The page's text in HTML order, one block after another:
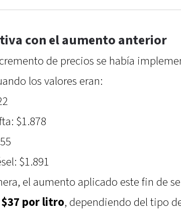
con el aumento anterior
de precios se había
los valores eran:
$1.878
$1.891
el aumento aplicado este fin de
$37 por litro, dependiendo del tipo